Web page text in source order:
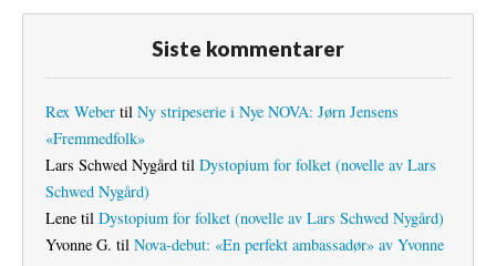
Siste kommentarer
Rex Weber til Ny stripeserie i Nye NOVA: Jørn Jensens
«Fremmedfolk»
Lars Schwed Nygård til Dystopium for folket (novelle av Lars
Schwed Nygård)
Lene til Dystopium for folket (novelle av Lars Schwed Nygård)
Yvonne G. til Nova-debut: «En perfekt ambassadør» av Yvonne